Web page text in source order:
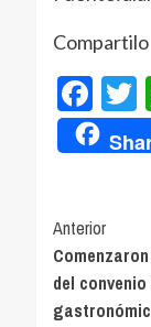
Compartilo
de
Anterior
del